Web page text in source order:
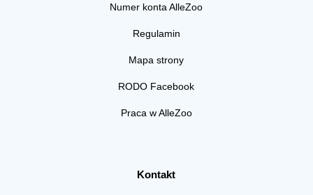
Numer konta AlleZoo
Regulamin
Mapa strony
RODO Facebook
Praca w AlleZoo
Kontakt